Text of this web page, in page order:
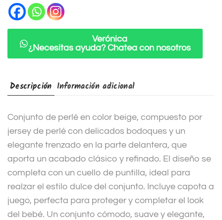
a
Verónica
¿Necesitas ayuda? Chatea con nosotros
Descripción Información adicional
Conjunto de perlé en color beige, compuesto por
jersey de perlé con delicados bodoques y un
elegante trenzado en la parte delantera, que
aporta un acabado clásico y refinado. El diseño se
completa con un cuello de puntilla, ideal para
realzar el estilo dulce del conjunto. Incluye capota a
juego, perfecta para proteger y completar el look
del bebé. Un conjunto cómodo, suave y elegante,